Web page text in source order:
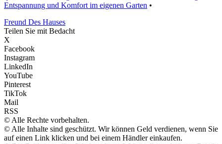
Entspannung und Komfort im eigenen Garten •
Freund Des Hauses
Teilen Sie mit Bedacht
X
Facebook
Instagram
LinkedIn
YouTube
Pinterest
TikTok
Mail
RSS
© Alle Rechte vorbehalten.
© Alle Inhalte sind geschützt. Wir können Geld verdienen, wenn Sie
auf einen Link klicken und bei einem Händler einkaufen.